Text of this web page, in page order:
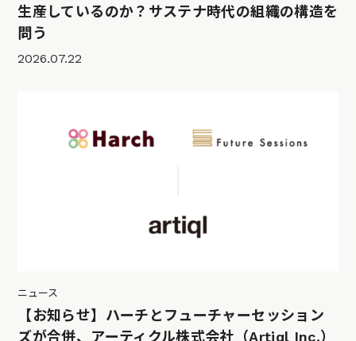
生産しているのか？サステナ時代の組織の構造を
問う
2026.07.22
ニュース
【お知らせ】ハーチとフューチャーセッション
ズが合併、アーティクル株式会社（Artiql Inc.）